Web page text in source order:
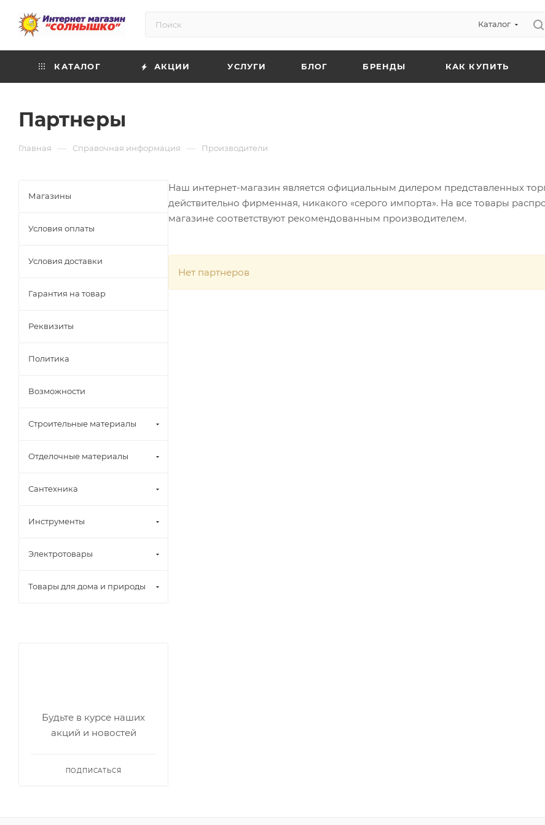
Каталог
КАТАЛОГ АКЦИИ УСЛУГИ БЛОГ БРЕНДЫ КАК КУПИТЬ
Партнеры
Главная — Справочная информация — Производители
Наш интернет-магазин является официальным дилером представленных
действительно фирменная, никакого «серого импорта». На все товары
магазине соответствуют рекомендованным производителем.
Нет партнеров
Магазины
Условия оплаты
Условия доставки
Гарантия на товар
Реквизиты
Политика
Возможности
Строительные материалы
Отделочные материалы
Сантехника
Инструменты
Электротовары
Товары для дома и природы
Будьте в курсе наших
акций и новостей
ПОДПИСАТЬСЯ